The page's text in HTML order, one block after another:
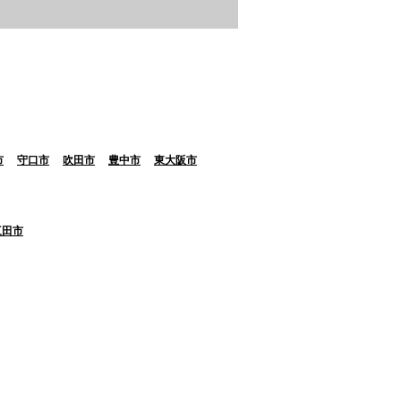
守口市 吹田市 豊中市 東大阪市
市